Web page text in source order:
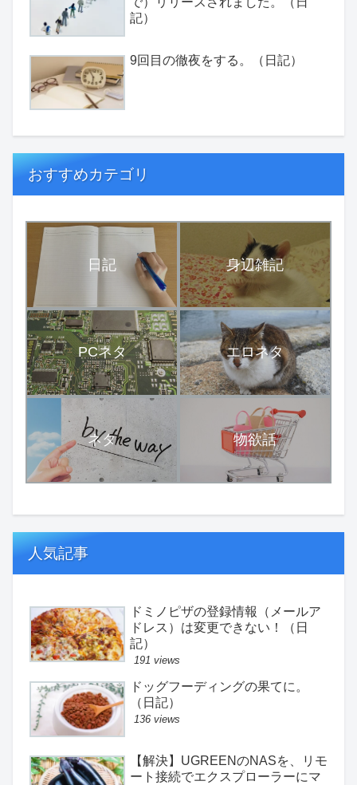
記）
9回目の徹夜をする。（日記）
おすすめカテゴリ
日記 身辺雑記
PCネタ エロネタ
ネタ 物欲話
人気記事
ドミノピザの登録情報（メールア
ドレス）は変更できない！（日
記）
191 views
ドッグフーディングの果てに。
（日記）
136 views
【解決】UGREENのNASを、リモ
ート接続でエクスプローラーにマ